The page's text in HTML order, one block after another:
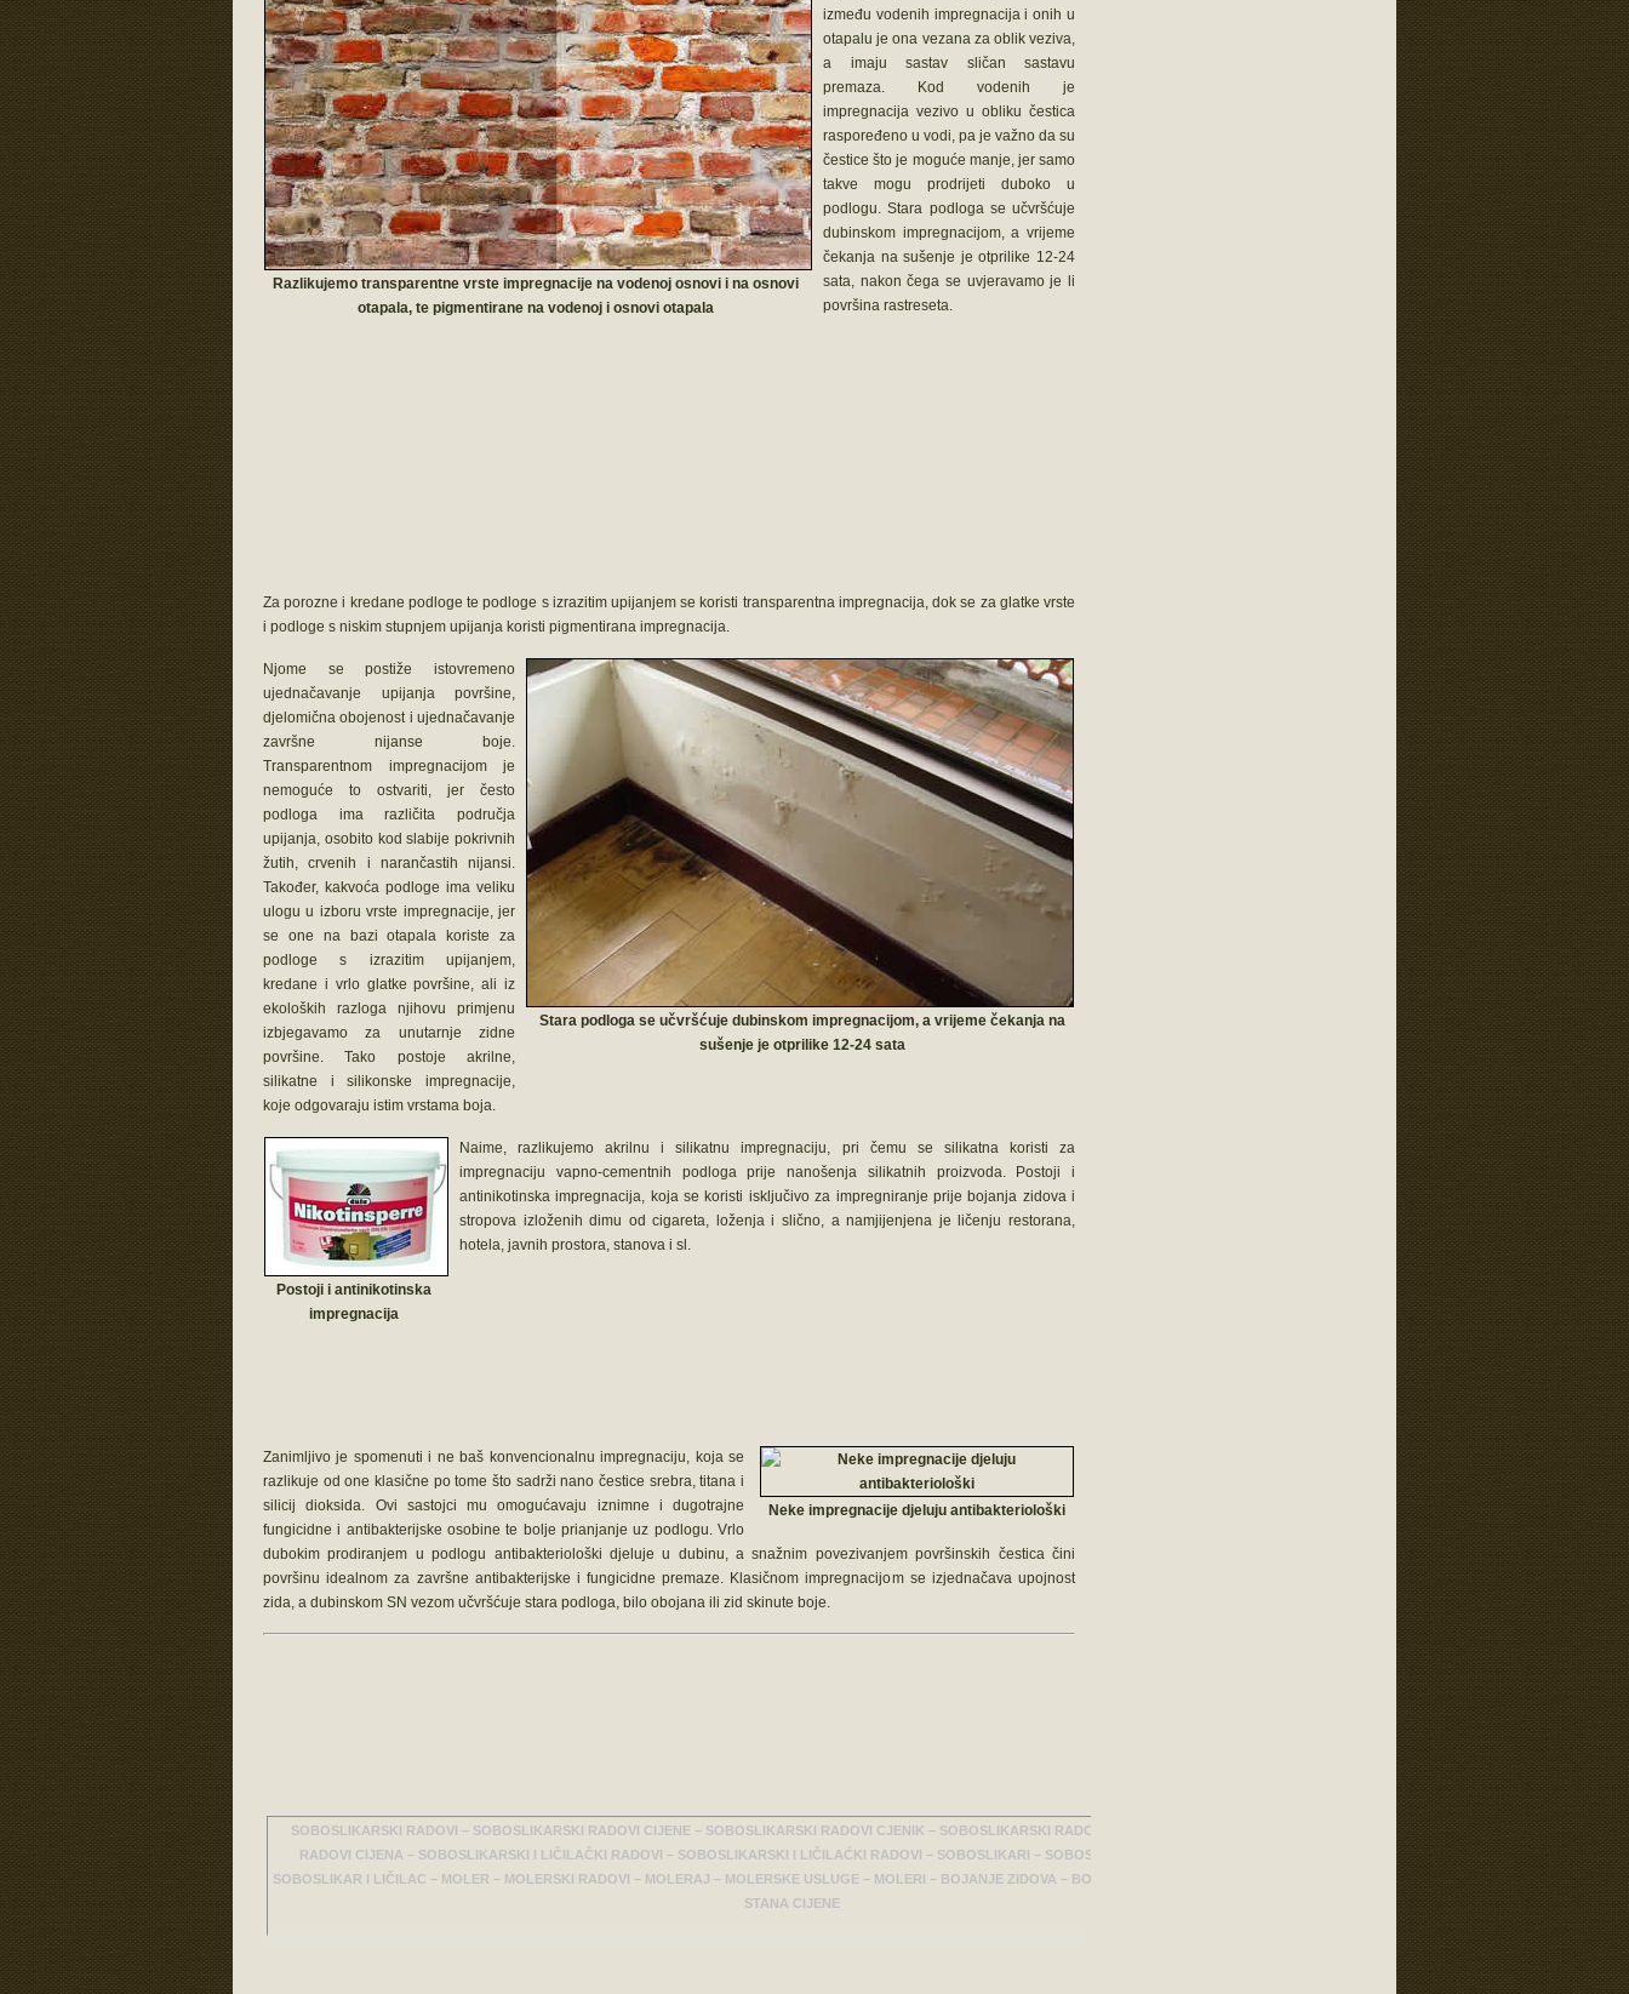
Razlikujemo transparentne vrste impregnacije na vodenoj osnovi i na osnovi
otapala, te pigmentirane na vodenoj i osnovi otapala
između vodenih impregnacija i onih u
otapalu je ona vezana za oblik veziva,
a imaju sastav sličan sastavu
premaza. Kod vodenih je
impregnacija vezivo u obliku čestica
raspoređeno u vodi, pa je važno da su
čestice što je moguće manje, jer samo
takve mogu prodrijeti duboko u
podlogu. Stara podloga se učvršćuje
dubinskom impregnacijom, a vrijeme
čekanja na sušenje je otprilike 12-24
sata, nakon čega se uvjeravamo je li
površina rastreseta.
Za porozne i kredane podloge te podloge s izrazitim upijanjem se koristi transparentna impregnacija, dok se za glatke vrste
i podloge s niskim stupnjem upijanja koristi pigmentirana impregnacija.
Stara podloga se učvršćuje dubinskom impregnacijom, a vrijeme čekanja na
sušenje je otprilike 12-24 sata
Njome se postiže istovremeno
ujednačavanje upijanja površine,
djelomična obojenost i ujednačavanje
završne nijanse boje.
Transparentnom impregnacijom je
nemoguće to ostvariti, jer često
podloga ima različita područja
upijanja, osobito kod slabije pokrivnih
žutih, crvenih i narančastih nijansi.
Također, kakvoća podloge ima veliku
ulogu u izboru vrste impregnacije, jer
se one na bazi otapala koriste za
podloge s izrazitim upijanjem,
kredane i vrlo glatke površine, ali iz
ekoloških razloga njihovu primjenu
izbjegavamo za unutarnje zidne
površine. Tako postoje akrilne,
silikatne i silikonske impregnacije,
koje odgovaraju istim vrstama boja.
Postoji i antinikotinska
impregnacija
Naime, razlikujemo akrilnu i silikatnu impregnaciju, pri čemu se silikatna koristi za
impregnaciju vapno-cementnih podloga prije nanošenja silikatnih proizvoda. Postoji i
antinikotinska impregnacija, koja se koristi isključivo za impregniranje prije bojanja zidova i
stropova izloženih dimu od cigareta, loženja i slično, a namjijenjena je ličenju restorana,
hotela, javnih prostora, stanova i sl.
Neke impregnacije djeluju antibakteriološki
Zanimljivo je spomenuti i ne baš konvencionalnu impregnaciju, koja se
razlikuje od one klasične po tome što sadrži nano čestice srebra, titana i
silicij dioksida. Ovi sastojci mu omogućavaju iznimne i dugotrajne
fungicidne i antibakterijske osobine te bolje prianjanje uz podlogu. Vrlo
dubokim prodiranjem u podlogu antibakteriološki djeluje u dubinu, a snažnim povezivanjem površinskih čestica čini
površinu idealnom za završne antibakterijske i fungicidne premaze. Klasičnom impregnacijom se izjednačava upojnost
zida, a dubinskom SN vezom učvršćuje stara podloga, bilo obojana ili zid skinute boje.
SOBOSLIKARSKI RADOVI – SOBOSLIKARSKI RADOVI CIJENE – SOBOSLIKARSKI RADOVI CJENIK – SOBOSLIKARSKI RADOVI ZAGREB – SOBOSLIKARSKI
RADOVI CIJENA – SOBOSLIKARSKI I LIČILAČKI RADOVI – SOBOSLIKARSKI I LIČILAĆKI RADOVI – SOBOSLIKARI – SOBOSLIKAR – SOBOSLIKARSTVO –
SOBOSLIKAR I LIČILAC – MOLER – MOLERSKI RADOVI – MOLERAJ – MOLERSKE USLUGE – MOLERI – BOJANJE ZIDOVA – BOJANJE STANA CIJENA – BOJANJE
STANA CIJENE